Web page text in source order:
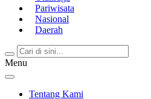
Pariwisata
Nasional
Daerah
Menu
Tentang Kami